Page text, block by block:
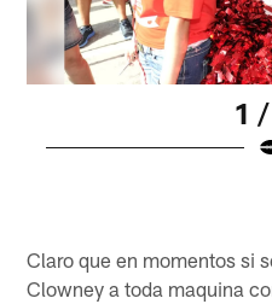
1
Claro que en momentos si
Clowney a toda maquina